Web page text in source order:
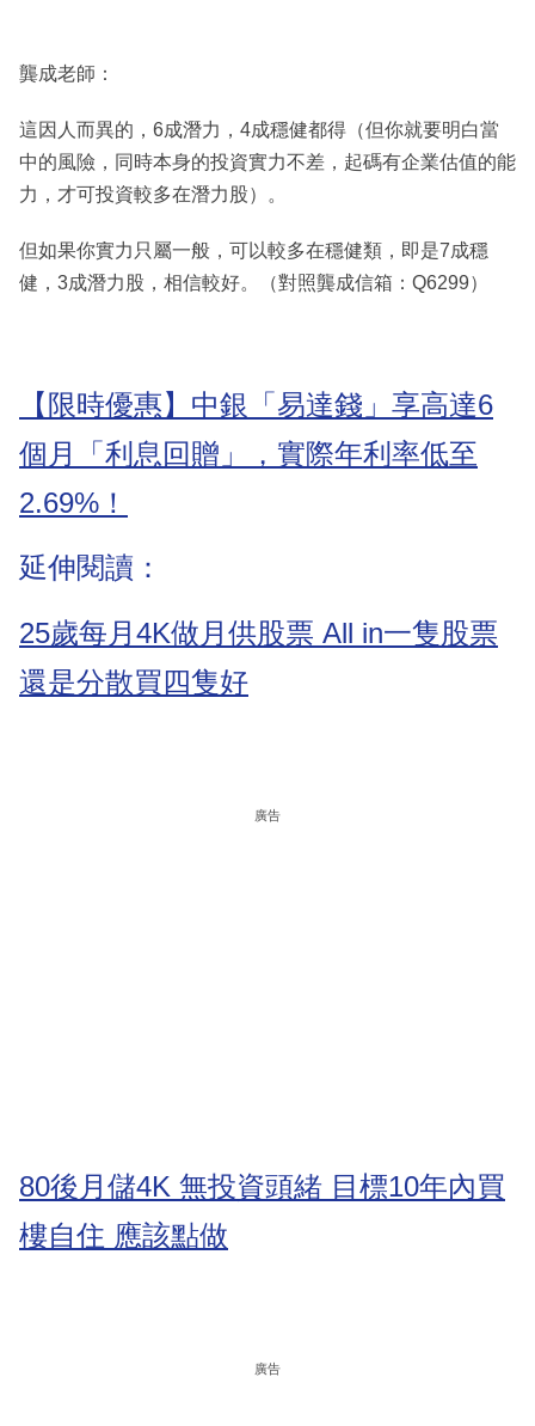
龔成老師：
這因人而異的，6成潛力，4成穩健都得（但你就要明白當
中的風險，同時本身的投資實力不差，起碼有企業估值的能
力，才可投資較多在潛力股）。
但如果你實力只屬一般，可以較多在穩健類，即是7成穩
健，3成潛力股，相信較好。（對照龔成信箱：Q6299）
【限時優惠】中銀「易達錢」享高達6
個月「利息回贈」，實際年利率低至
2.69%！
延伸閱讀：
25歲每月4K做月供股票 All in一隻股票
還是分散買四隻好
廣告
80後月儲4K 無投資頭緒 目標10年內買
樓自住 應該點做
廣告